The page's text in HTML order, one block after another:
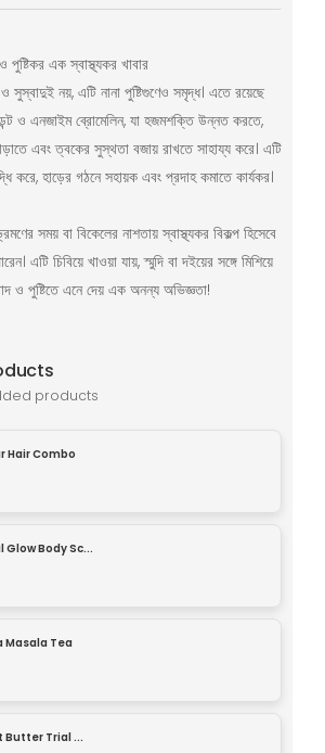
এক স্বাস্থ্যকর খাবার
সুস্বাদুই নয়, এটি নানা পুষ্টিগুণেও সমৃদ্ধ। এতে রয়েছে
ও এনজাইম ব্রোমেলিন, যা হজমশক্তি উন্নত করতে,
এবং ত্বকের সুস্থতা বজায় রাখতে সাহায্য করে। এটি
করে, হাড়ের গঠনে সহায়ক এবং প্রদাহ কমাতে কার্যকর।
সময় বা বিকেলের নাশতায় স্বাস্থ্যকর বিকল্প হিসেবে
এটি চিবিয়ে খাওয়া যায়, স্মুদি বা দইয়ের সঙ্গে মিশিয়ে
ও পুষ্টিতে এনে দেয় এক অনন্য অভিজ্ঞতা!
products
Hair Combo
Glow Body Sc...
Masala Tea
Butter Trial ...